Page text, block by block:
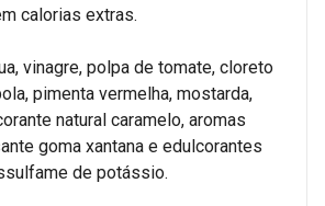
calorias extras.
vinagre, polpa de tomate, cloreto
pimenta vermelha, mostarda,
natural caramelo, aromas
goma xantana e edulcorantes
de potássio.